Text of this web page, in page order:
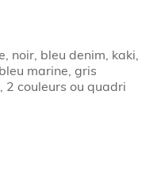
noir, bleu denim, kaki,
marine, gris
2 couleurs ou quadri